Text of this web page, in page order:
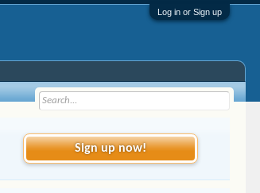
Log in or Sign up
Sign up now!